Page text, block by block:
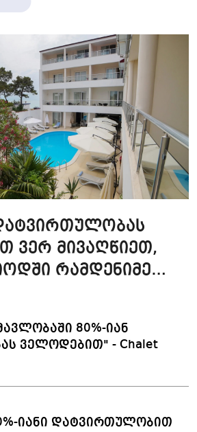
ვერ მივაღწიეთ,
რამდენიმე
80%-იან
ველოდებით" - Chalet
იანი დატვირთულობით